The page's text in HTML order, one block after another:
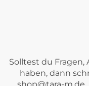
Solltest du
haben, dann